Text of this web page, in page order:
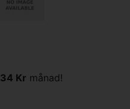
34 Kr månad!